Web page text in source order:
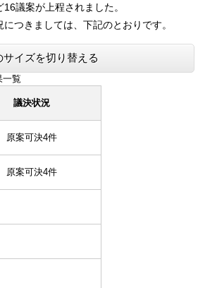
議案が上程されました。
つきましては、下記のとおりです。
サイズを切り替える
一覧
議決状況
原案可決4件
原案可決4件